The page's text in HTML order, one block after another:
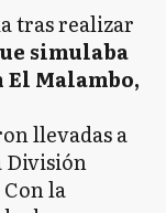
tras realizar
simulaba
Malambo,
llevadas a
División
la